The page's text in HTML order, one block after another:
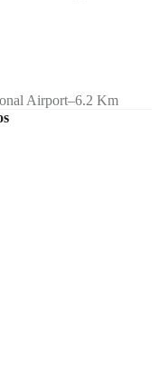
Airport–6.2 Km